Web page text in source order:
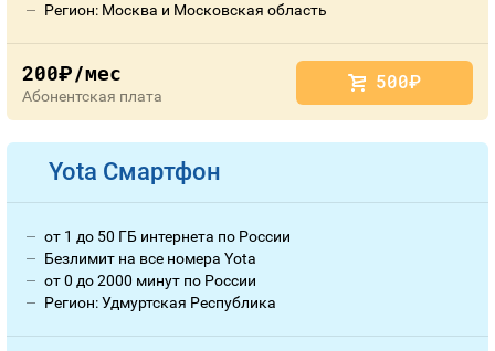
Регион: Москва и Московская область
200руб./мес
Абонентская плата
500руб.
Yota Смартфон
от 1 до 50 ГБ интернета по России
Безлимит на все номера Yota
от 0 до 2000 минут по России
Регион: Удмуртская Республика